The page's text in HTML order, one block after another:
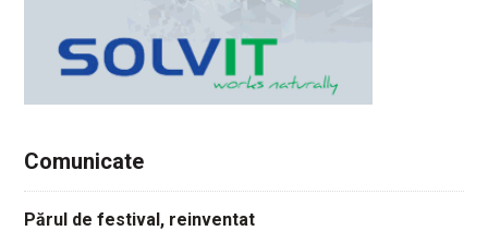
Comunicate
Părul de festival, reinventat